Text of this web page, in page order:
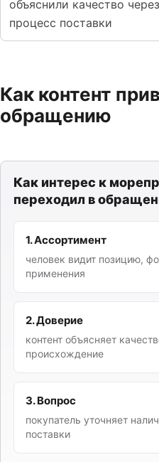
объяснили качество
процесс поставки
Как контент
обращению
Как интерес к
переходил в
1. Ассортимент
человек видит позицию,
применения
2. Доверие
контент объясняет
происхождение
3. Вопрос
покупатель уточняет
поставки